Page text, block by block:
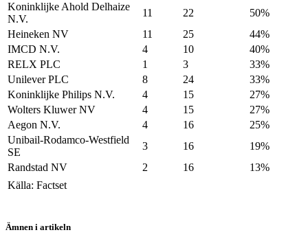
Koninklijke Ahold Delhaize
N.V.
11 22
50%
Heineken NV
11 25
44%
IMCD N.V.
4 10
40%
RELX PLC
1 3
33%
Unilever PLC
8 24
33%
Koninklijke Philips N.V.
4 15
27%
Wolters Kluwer NV
4 15
27%
Aegon N.V.
4 16
25%
Unibail-Rodamco-Westfield
SE
3 16
19%
Randstad NV
2 16
13%
Källa: Factset
Ämnen i artikeln